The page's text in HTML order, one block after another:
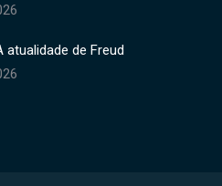
atualidade de Freud